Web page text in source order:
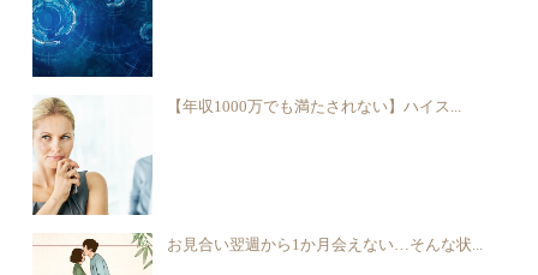
【年収1000万でも満たされない】ハイス...
お見合い翌週から1か月会えない…そんな状...